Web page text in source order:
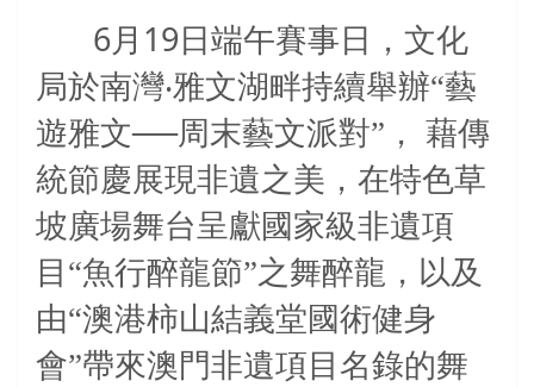
6月 19 日端午賽事日，文化
局於南灣‧雅文湖畔持續舉辦“藝
遊雅文──周末藝文派對”， 藉傳
統節慶展現非遺之美，在特色草
坡廣場舞台呈獻國家級非遺項
目“魚行醉龍節”之舞醉龍，以及
由“澳港柿山結義堂國術健身
會”帶來澳門非遺項目名錄的舞